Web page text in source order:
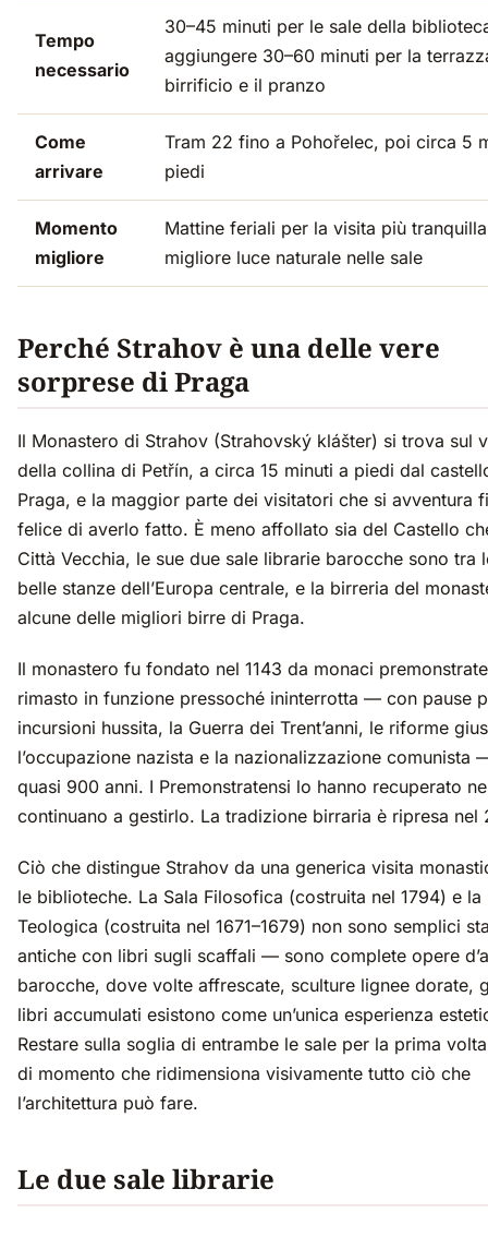
Tempo
necessario
30–45 minuti per le sale della
aggiungere 30–60 minuti per la
birrificio e il pranzo
Come
arrivare
Tram 22 fino a Pohořelec, poi circa 5
piedi
Momento
migliore
Mattine feriali per la visita più
migliore luce naturale nelle sale
Perché Strahov è una delle vere
sorprese di Praga
Il Monastero di Strahov (Strahovský klášter) si trova sul
della collina di Petřín, a circa 15 minuti a piedi dal
Praga, e la maggior parte dei visitatori che si avventura
felice di averlo fatto. È meno affollato sia del Castello
Città Vecchia, le sue due sale librarie barocche sono tra
belle stanze dell’Europa centrale, e la birreria del
alcune delle migliori birre di Praga.
Il monastero fu fondato nel 1143 da monaci
rimasto in funzione pressoché ininterrotta — con pause
incursioni hussita, la Guerra dei Trent’anni, le riforme
l’occupazione nazista e la nazionalizzazione comunista
quasi 900 anni. I Premonstratensi lo hanno recuperato
continuano a gestirlo. La tradizione birraria è ripresa nel
Ciò che distingue Strahov da una generica visita
le biblioteche. La Sala Filosofica (costruita nel 1794) e la
Teologica (costruita nel 1671–1679) non sono semplici
antiche con libri sugli scaffali — sono complete opere
barocche, dove volte affrescate, sculture lignee dorate,
libri accumulati esistono come un’unica esperienza
Restare sulla soglia di entrambe le sale per la prima
di momento che ridimensiona visivamente tutto ciò che
l’architettura può fare.
Le due sale librarie